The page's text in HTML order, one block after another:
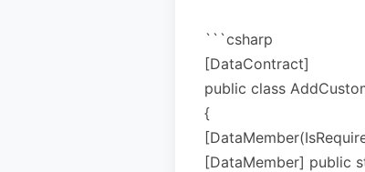
```csharp
[DataContract]
public class
{
[DataMember] public